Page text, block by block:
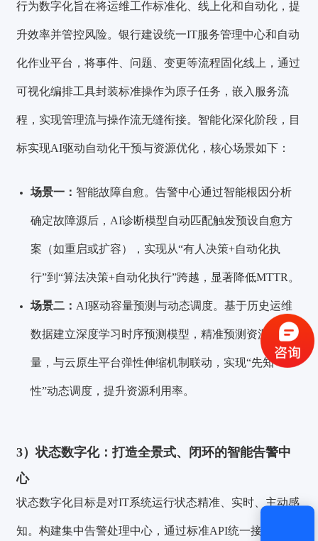
行为数字化旨在将运维工作标准化、线上化和自动化，提
升效率并管控风险。银行建设统一IT服务管理中心和自动
化作业平台，将事件、问题、变更等流程固化线上，通过
可视化编排工具封装标准操作为原子任务，嵌入服务流
程，实现管理流与操作流无缝衔接。智能化深化阶段，目
标实现AI驱动自动化干预与资源优化，核心场景如下：
场景一： 智能故障自愈。告警中心通过智能根因分析
确定故障源后，AI诊断模型自动匹配触发预设自愈方
案（如重启或扩容），实现从“有人决策+自动化执
行”到“算法决策+自动化执行”跨越，显著降低MTTR。
场景二： AI驱动容量预测与动态调度。基于历史运维
数据建立深度学习时序预测模型，精准预测资源使用
量，与云原生平台弹性伸缩机制联动，实现“先知
性”动态调度，提升资源利用率。
3）状态数字化：打造全景式、闭环的智能告警中
心
状态数字化目标是对IT系统运行状态精准、实时、主动感
知。构建集中告警处理中心，通过标准API统一接入异构
验证码登录 密码登录
获取验证码